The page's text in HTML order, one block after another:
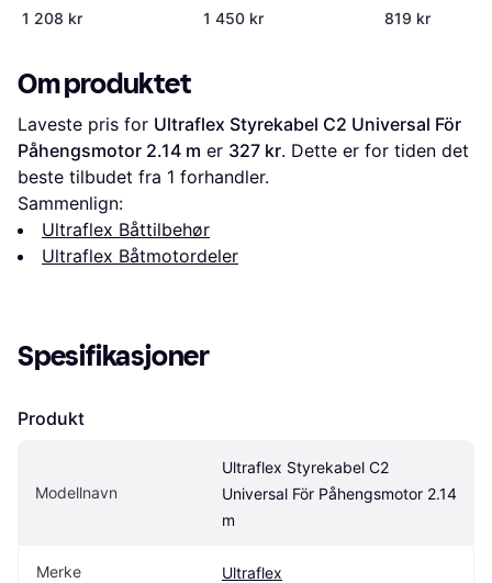
1 208 kr
1 450 kr 819 kr
Om produktet
Laveste pris for Ultraflex Styrekabel C2 Universal För
Påhengsmotor 2.14 m er 327 kr. Dette er for tiden det
beste tilbudet fra 1 forhandler.
Sammenlign:
Ultraflex Båttilbehør
Ultraflex Båtmotordeler
Spesifikasjoner
Produkt
Modellnavn
Ultraflex Styrekabel C2
Universal För Påhengsmotor 2.14
m
Merke Ultraflex